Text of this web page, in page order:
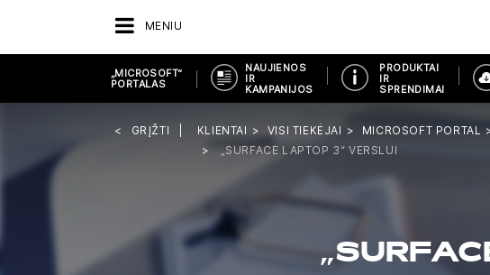
MENIU
„MICROSOFT“
PORTALAS
NAUJIENOS
IR
KAMPANIJOS
PRODUKTAI
IR
SPRENDIMAI
GRĮŽTI KLIENTAI VISI TIEKĖJAI MICROSOFT PORTAL
„SURFACE LAPTOP 3“ VERSLUI